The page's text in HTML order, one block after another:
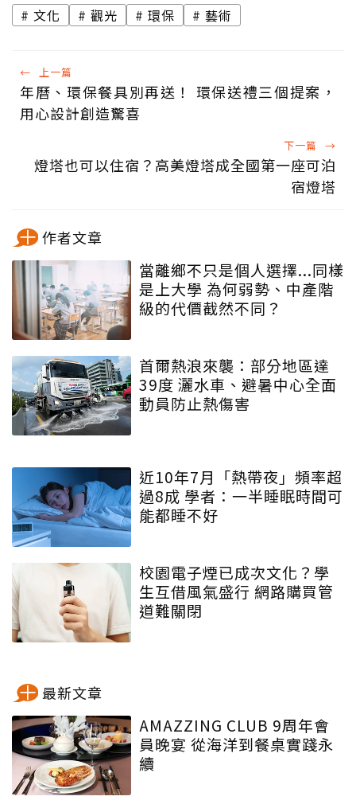
文化 觀光 環保 藝術
← 上一篇
年曆、環保餐具別再送！ 環保送禮三個提案，
用心設計創造驚喜
下一篇 →
燈塔也可以住宿？高美燈塔成全國第一座可泊
宿燈塔
作者文章
當離鄉不只是個人選擇...同樣
是上大學 為何弱勢、中產階
級的代價截然不同？
首爾熱浪來襲：部分地區達
39度 灑水車、避暑中心全面
動員防止熱傷害
近10年7月「熱帶夜」頻率超
過8成 學者：一半睡眠時間可
能都睡不好
校園電子煙已成次文化？學
生互借風氣盛行 網路購買管
道難關閉
最新文章
AMAZZING CLUB 9周年會
員晚宴 從海洋到餐桌實踐永
續